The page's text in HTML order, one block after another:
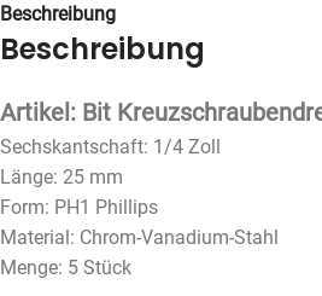
Beschreibung
Beschreibung
Artikel: Bit
Sechskantschaft: 1/4 Zoll
Länge: 25 mm
Form: PH1 Phillips
Material: Chrom-Vanadium-Stahl
Menge: 5 Stück